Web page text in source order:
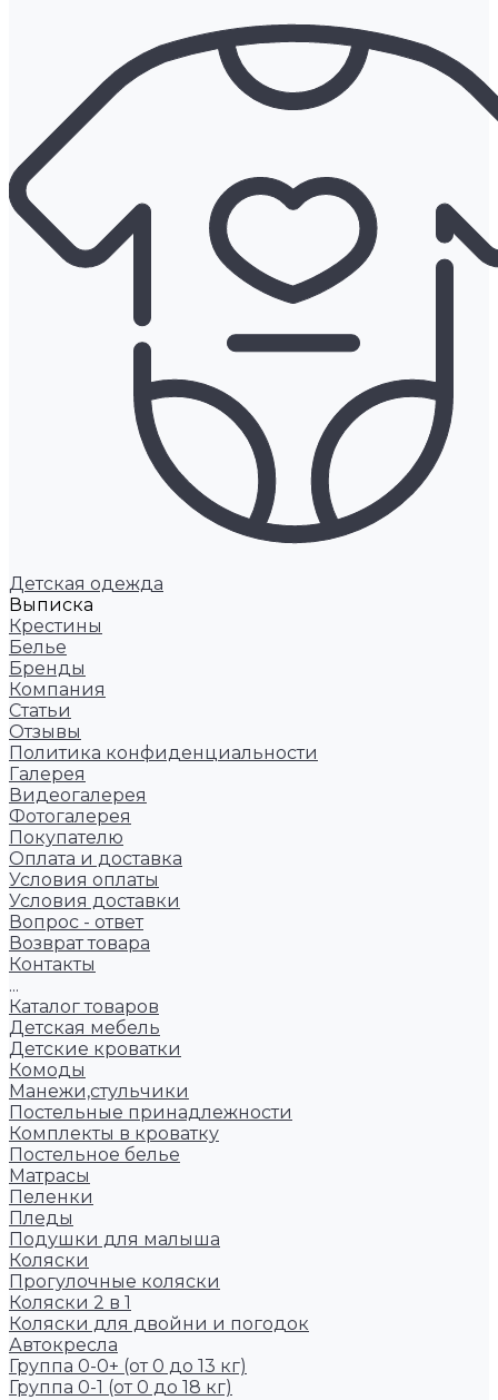
Детская одежда
Выписка
Крестины
Белье
Бренды
Компания
Статьи
Отзывы
Политика конфиденциальности
Галерея
Видеогалерея
Фотогалерея
Покупателю
Оплата и доставка
Условия оплаты
Условия доставки
Вопрос - ответ
Возврат товара
Контакты
...
Каталог товаров
Детская мебель
Детские кроватки
Комоды
Манежи,стульчики
Постельные принадлежности
Комплекты в кроватку
Постельное белье
Матрасы
Пеленки
Пледы
Подушки для малыша
Коляски
Прогулочные коляски
Коляски 2 в 1
Коляски для двойни и погодок
Автокресла
Группа 0-0+ (от 0 до 13 кг)
Группа 0-1 (от 0 до 18 кг)